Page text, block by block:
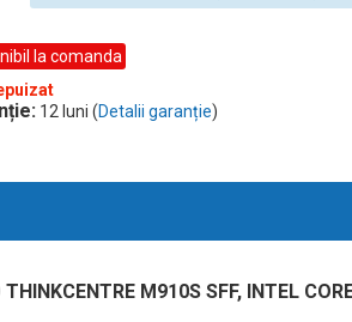
la comanda
12 luni (Detalii garanție)
M910S SFF, INTEL